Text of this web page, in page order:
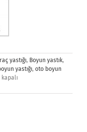
yastığı, Boyun yastık,
yastığı, oto boyun